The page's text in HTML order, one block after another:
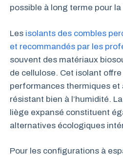
possible à long terme pour
Les isolants des combles
et recommandés par les
souvent des matériaux
de cellulose. Cet isolant offre
performances thermiques et
résistant bien à l’humidité.
liège expansé constituent
alternatives écologiques
Pour les configurations à